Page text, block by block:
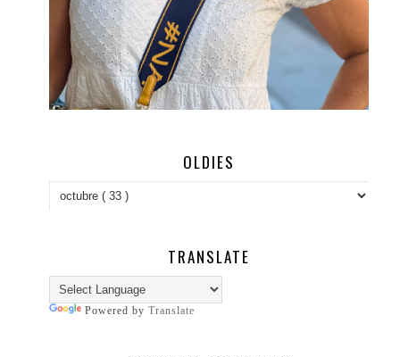
OLDIES
TRANSLATE
Powered by Translate